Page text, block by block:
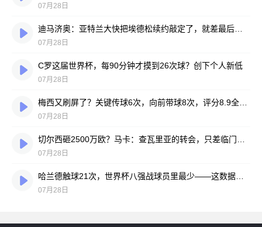
07月28日
07月28日
C罗这届世界杯，每90分钟才摸到26次球？创下个人新低
07月28日
07月28日
07月28日
07月28日